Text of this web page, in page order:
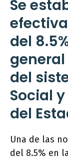
Se
del
del
Social
del
Una de las
del 8.5% en